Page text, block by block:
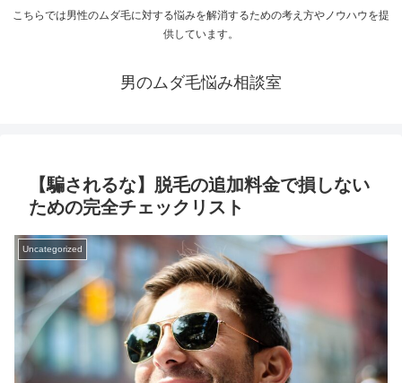
こちらでは男性のムダ毛に対する悩みを解消するための考え方やノウハウを提
供しています。
男のムダ毛悩み相談室
【騙されるな】脱毛の追加料金で損しない
ための完全チェックリスト
Uncategorized